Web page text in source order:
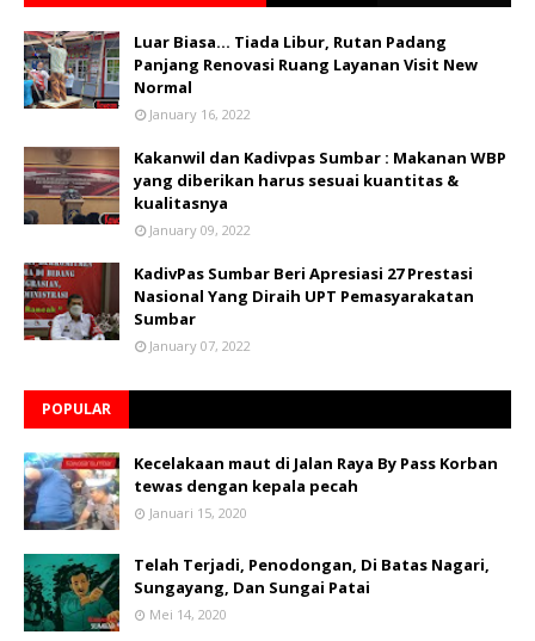
Luar Biasa... Tiada Libur, Rutan Padang
Panjang Renovasi Ruang Layanan Visit New
Normal
January 16, 2022
Kakanwil dan Kadivpas Sumbar : Makanan WBP
yang diberikan harus sesuai kuantitas &
kualitasnya
January 09, 2022
KadivPas Sumbar Beri Apresiasi 27 Prestasi
Nasional Yang Diraih UPT Pemasyarakatan
Sumbar
January 07, 2022
POPULAR
Kecelakaan maut di Jalan Raya By Pass Korban
tewas dengan kepala pecah
Januari 15, 2020
Telah Terjadi, Penodongan, Di Batas Nagari,
Sungayang, Dan Sungai Patai
Mei 14, 2020